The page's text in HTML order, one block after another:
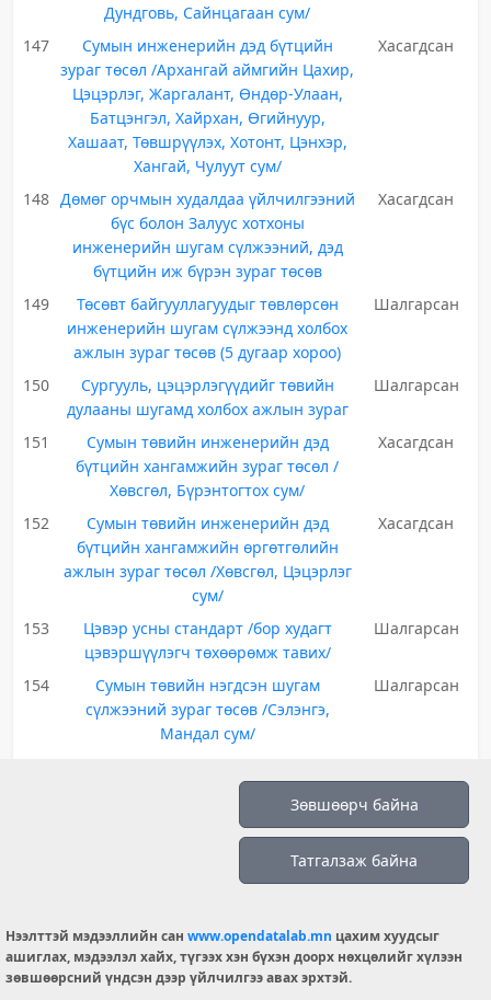
Дундговь, Сайнцагаан сум/
147
Сумын инженерийн дэд бүтцийн
зураг төсөл /Архангай аймгийн Цахир,
Цэцэрлэг, Жаргалант, Өндөр-Улаан,
Батцэнгэл, Хайрхан, Өгийнуур,
Хашаат, Төвшрүүлэх, Хотонт, Цэнхэр,
Хангай, Чулуут сум/
Хасагдсан
148 Дөмөг орчмын худалдаа үйлчилгээний
бүс болон Залуус хотхоны
инженерийн шугам сүлжээний, дэд
бүтцийн иж бүрэн зураг төсөв
Хасагдсан
149
Төсөвт байгууллагуудыг төвлөрсөн
инженерийн шугам сүлжээнд холбох
ажлын зураг төсөв (5 дугаар хороо)
Шалгарсан
150
Сургууль, цэцэрлэгүүдийг төвийн
дулааны шугамд холбох ажлын зураг
Шалгарсан
151
Сумын төвийн инженерийн дэд
бүтцийн хангамжийн зураг төсөл /
Хөвсгөл, Бүрэнтогтох сум/
Хасагдсан
152
Сумын төвийн инженерийн дэд
бүтцийн хангамжийн өргөтгөлийн
ажлын зураг төсөл /Хөвсгөл, Цэцэрлэг
сум/
Хасагдсан
153
Цэвэр усны стандарт /бор худагт
цэвэршүүлэгч төхөөрөмж тавих/
Шалгарсан
154
Сумын төвийн нэгдсэн шугам
сүлжээний зураг төсөв /Сэлэнгэ,
Мандал сум/
Шалгарсан
Монгол хэлний тайлбар толь
Зөвшөөрч байна
Татгалзаж байна
Нээлттэй мэдээллийн сан www.opendatalab.mn цахим хуудсыг
ашиглах, мэдээлэл хайх, түгээх хэн бүхэн доорх нөхцөлийг хүлээн
зөвшөөрсний үндсэн дээр үйлчилгээ авах эрхтэй.